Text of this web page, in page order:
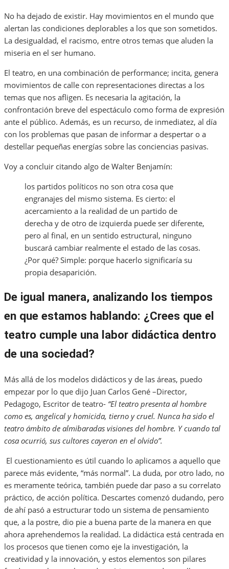
No ha dejado de existir. Hay movimientos en el mundo que
alertan las condiciones deplorables a los que son sometidos.
La desigualdad, el racismo, entre otros temas que aluden la
miseria en el ser humano.
El teatro, en una combinación de performance; incita, genera
movimientos de calle con representaciones directas a los
temas que nos afligen. Es necesaria la agitación, la
confrontación breve del espectáculo como forma de expresión
ante el público. Además, es un recurso, de inmediatez, al día
con los problemas que pasan de informar a despertar o a
destellar pequeñas energías sobre las conciencias pasivas.
Voy a concluir citando algo de Walter Benjamín:
los partidos políticos no son otra cosa que
engranajes del mismo sistema. Es cierto: el
acercamiento a la realidad de un partido de
derecha y de otro de izquierda puede ser diferente,
pero al final, en un sentido estructural, ninguno
buscará cambiar realmente el estado de las cosas.
¿Por qué? Simple: porque hacerlo significaría su
propia desaparición.
De igual manera, analizando los tiempos
en que estamos hablando: ¿Crees que el
teatro cumple una labor didáctica dentro
de una sociedad?
Más allá de los modelos didácticos y de las áreas, puedo
empezar por lo que dijo Juan Carlos Gené –Director,
Pedagogo, Escritor de teatro- “El teatro presenta al hombre
como es, angelical y homicida, tierno y cruel. Nunca ha sido el
teatro ámbito de almibaradas visiones del hombre. Y cuando tal
cosa ocurrió, sus cultores cayeron en el olvido”.
El cuestionamiento es útil cuando lo aplicamos a aquello que
parece más evidente, “más normal”. La duda, por otro lado, no
es meramente teórica, también puede dar paso a su correlato
práctico, de acción política. Descartes comenzó dudando, pero
de ahí pasó a estructurar todo un sistema de pensamiento
que, a la postre, dio pie a buena parte de la manera en que
ahora aprehendemos la realidad. La didáctica está centrada en
los procesos que tienen como eje la investigación, la
creatividad y la innovación, y estos elementos son pilares